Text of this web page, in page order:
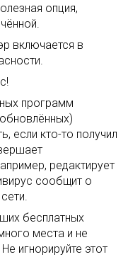
опция,
включается в
программ
если кто-то получил
редактирует
сообщит о
бесплатных
места и не
игнорируйте этот